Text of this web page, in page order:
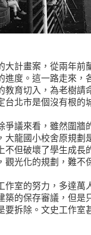
大計畫案，從兩年前
進度。這一路走來，
教育切入，為老樹請
台北市是個沒有根的
爭議來看，雖然圍牆
大龍國小校舍原規劃
不但破壞了學生成長
觀光化的規劃，難不
作室的努力，多達
築的保存審議，但是
要拆除。文史工作室